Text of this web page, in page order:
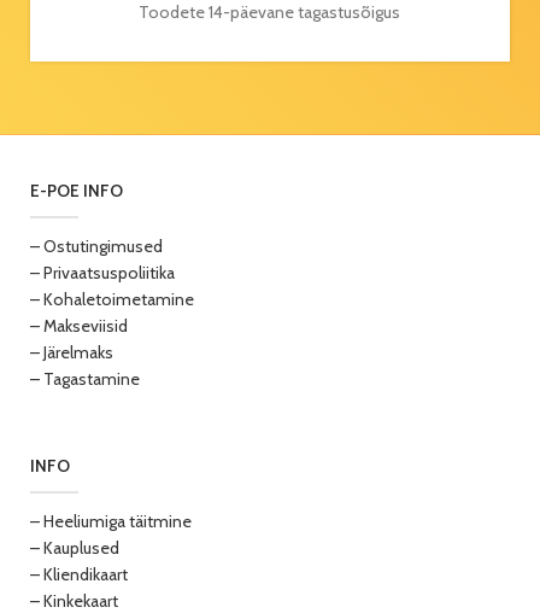
Toodete 14-päevane tagastusõigus
E-POE INFO
– Ostutingimused
– Privaatsuspoliitika
– Kohaletoimetamine
– Makseviisid
– Järelmaks
– Tagastamine
INFO
– Heeliumiga täitmine
– Kauplused
– Kliendikaart
– Kinkekaart